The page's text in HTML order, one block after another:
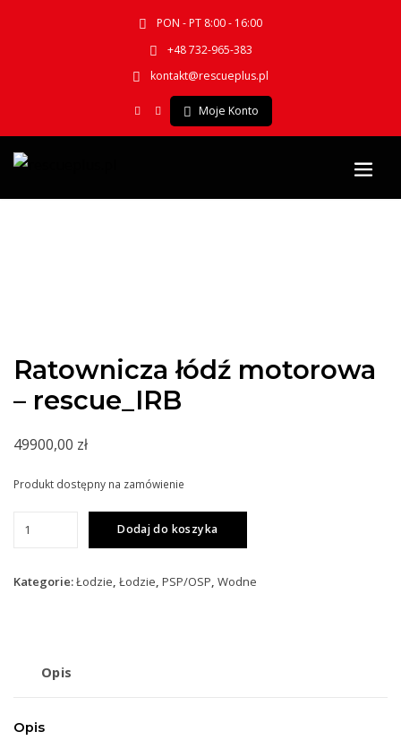
PON - PT 8:00 - 16:00
+48 732-965-383
kontakt@rescueplus.pl
Moje Konto
Ratownicza łódź motorowa
– rescue_IRB
49900,00 zł
Produkt dostępny na zamówienie
motorowa
Dodaj do koszyka
Kategorie:Łodzie, Łodzie, PSP/OSP, Wodne
Opis
Opis